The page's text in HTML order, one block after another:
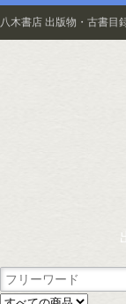
八木書店 出版物・古書目